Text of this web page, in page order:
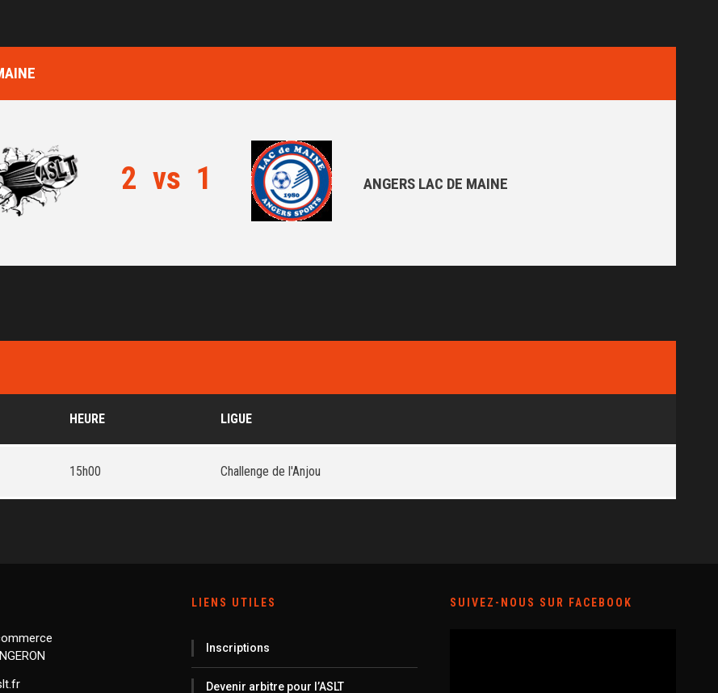
2 vs 1 ANGERS LAC DE MAINE
HEURE LIGUE
15h00 Challenge de l'Anjou
LIENS UTILES
Inscriptions
Devenir arbitre pour l’ASLT
SUIVEZ-NOUS SUR FACEBOOK